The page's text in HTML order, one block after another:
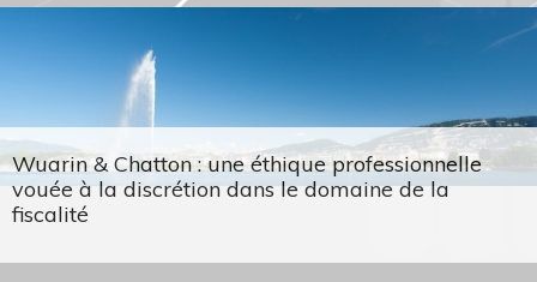
Wuarin & Chatton : une éthique professionnelle
vouée à la discrétion dans le domaine de la
fiscalité